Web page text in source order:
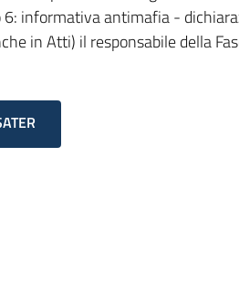
informativa antimafia -
in Atti) il responsabile della